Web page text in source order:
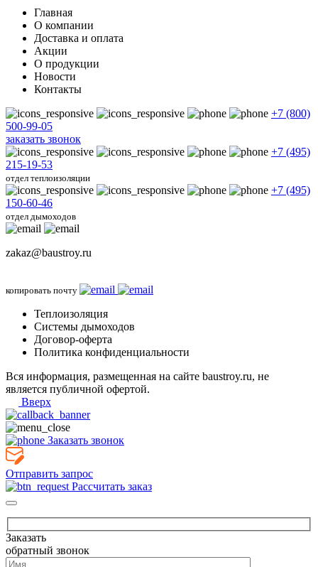
Главная
О компании
Доставка и оплата
Акции
О продукции
Новости
Контакты
+7 (800)
500-99-05
заказать звонок
+7 (495)
215-19-53
отдел теплоизоляции
+7 (495)
150-60-46
отдел дымоходов
zakaz@baustroy.ru
копировать почту
Теплоизоляция
Системы дымоходов
Договор-оферта
Политика конфиденциальности
Вся информация, размещенная на сайте baustroy.ru, не
является публичной офертой.
Вверх
Заказать звонок
Отправить запрос
Рассчитать заказ
Заказать
обратный звонок